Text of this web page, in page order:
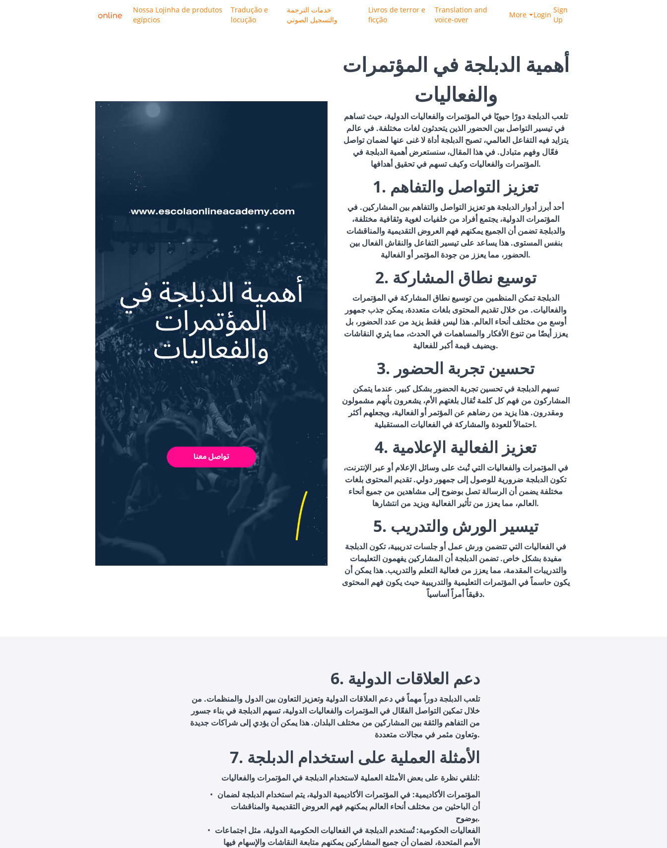
Nossa Lojinha de produtos
egípcios
Tradução e
locução
خدمات الترجمة
والتسجيل الصوتي
Livros de terror e
ficção
Translation and
voice-over
More Login
Sign
Up
أهمية الدبلجة في المؤتمرات
والفعاليات
تلعب الدبلجة دورًا حيويًا في المؤتمرات والفعاليات الدولية، حيث تساهم
في تيسير التواصل بين الحضور الذين يتحدثون لغات مختلفة. في عالم
يتزايد فيه التفاعل العالمي، تصبح الدبلجة أداة لا غنى عنها لضمان تواصل
فعّال وفهم متبادل. في هذا المقال، سنستعرض أهمية الدبلجة في
المؤتمرات والفعاليات وكيف تسهم في تحقيق أهدافها.
1. تعزيز التواصل والتفاهم
أحد أبرز أدوار الدبلجة هو تعزيز التواصل والتفاهم بين المشاركين. في
المؤتمرات الدولية، يجتمع أفراد من خلفيات لغوية وثقافية مختلفة،
والدبلجة تضمن أن الجميع يمكنهم فهم العروض التقديمية والمناقشات
بنفس المستوى. هذا يساعد على تيسير التفاعل والنقاش الفعال بين
الحضور، مما يعزز من جودة المؤتمر أو الفعالية.
2. توسيع نطاق المشاركة
الدبلجة تمكن المنظمين من توسيع نطاق المشاركة في المؤتمرات
والفعاليات. من خلال تقديم المحتوى بلغات متعددة، يمكن جذب جمهور
أوسع من مختلف أنحاء العالم. هذا ليس فقط يزيد من عدد الحضور، بل
يعزز أيضًا من تنوع الأفكار والمساهمات في الحدث، مما يثري النقاشات
ويضيف قيمة أكبر للفعالية.
3. تحسين تجربة الحضور
تسهم الدبلجة في تحسين تجربة الحضور بشكل كبير. عندما يتمكن
المشاركون من فهم كل كلمة تُقال بلغتهم الأم، يشعرون بأنهم مشمولون
ومقدرون. هذا يزيد من رضاهم عن المؤتمر أو الفعالية، ويجعلهم أكثر
احتمالاً للعودة والمشاركة في الفعاليات المستقبلية.
4. تعزيز الفعالية الإعلامية
في المؤتمرات والفعاليات التي تُبث على وسائل الإعلام أو عبر الإنترنت،
تكون الدبلجة ضرورية للوصول إلى جمهور دولي. تقديم المحتوى بلغات
مختلفة يضمن أن الرسالة تصل بوضوح إلى مشاهدين من جميع أنحاء
العالم، مما يعزز من تأثير الفعالية ويزيد من انتشارها.
5. تيسير الورش والتدريب
في الفعاليات التي تتضمن ورش عمل أو جلسات تدريبية، تكون الدبلجة
مفيدة بشكل خاص. تضمن الدبلجة أن المشاركين يفهمون التعليمات
والتدريبات المقدمة، مما يعزز من فعالية التعلم والتدريب. هذا يمكن أن
يكون حاسماً في المؤتمرات التعليمية والتدريبية حيث يكون فهم المحتوى
دقيقاً أمراً أساسياً.
6. دعم العلاقات الدولية
تلعب الدبلجة دوراً مهماً في دعم العلاقات الدولية وتعزيز التعاون بين الدول والمنظمات. من
خلال تمكين التواصل الفعّال في المؤتمرات والفعاليات الدولية، تسهم الدبلجة في بناء جسور
من التفاهم والثقة بين المشاركين من مختلف البلدان. هذا يمكن أن يؤدي إلى شراكات جديدة
وتعاون مثمر في مجالات متعددة.
7. الأمثلة العملية على استخدام الدبلجة
لنلقي نظرة على بعض الأمثلة العملية لاستخدام الدبلجة في المؤتمرات والفعاليات:
المؤتمرات الأكاديمية: في المؤتمرات الأكاديمية الدولية، يتم استخدام الدبلجة لضمان
أن الباحثين من مختلف أنحاء العالم يمكنهم فهم العروض التقديمية والمناقشات
بوضوح.
الفعاليات الحكومية: تُستخدم الدبلجة في الفعاليات الحكومية الدولية، مثل اجتماعات
الأمم المتحدة، لضمان أن جميع المشاركين يمكنهم متابعة النقاشات والإسهام فيها